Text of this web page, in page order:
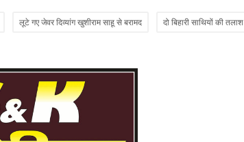
लूटे गए जेवर दिव्यांग खुशीराम साहू से बरामद दो बिहारी साथियों की तलाश